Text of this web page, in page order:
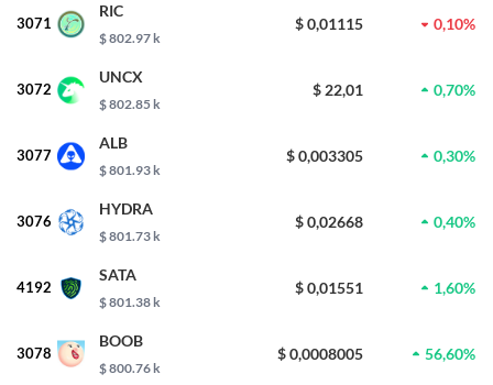
3071
RIC
$ 802.97 k
$ 0,01115 0,10%
3072
UNCX
$ 802.85 k
$ 22,01 0,70%
3077
ALB
$ 801.93 k
$ 0,003305 0,30%
3076
HYDRA
$ 801.73 k
$ 0,02668 0,40%
4192
SATA
$ 801.38 k
$ 0,01551 1,60%
3078
BOOB
$ 800.76 k
$ 0,0008005 56,60%